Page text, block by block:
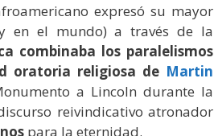
expresó su mayor
en el mundo) a través de la
combinaba los paralelismos
oratoria religiosa de Martin
a Lincoln durante la
reivindicativo atronador
para la eternidad.